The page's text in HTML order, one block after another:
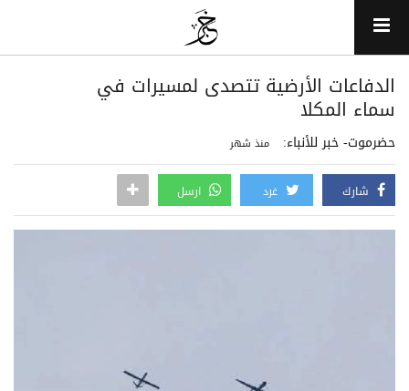
الدفاعات الأرضية تتصدى لمسيرات في
سماء المكلا
حضرموت- خبر للأنباء: منذ شهر
شارك غرد ارسل